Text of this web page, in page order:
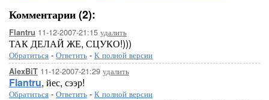
Комментарии (2):
Flantru 11-12-2007-21:15 удалить
ТАК ДЕЛАЙ ЖЕ, СЦУКО!)))
Обратиться - Ответить - К полной версии
AlexBiT 11-12-2007-21:29 удалить
Flantru, йес, сээр!
Обратиться - Ответить - К полной версии